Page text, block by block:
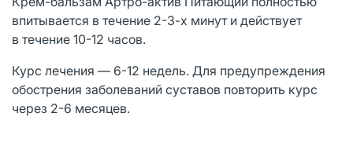
впитывается в течение 2-3-х минут и действует
в течение 10-12 часов.
Курс лечения — 6-12 недель. Для предупреждения
обострения заболеваний суставов повторить курс
через 2-6 месяцев.